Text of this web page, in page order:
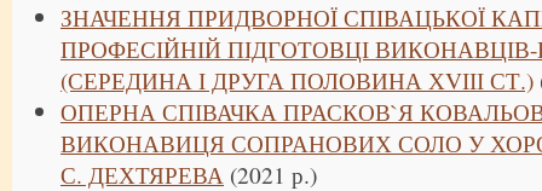
ЗНАЧЕННЯ ПРИДВОРНОЇ СПІВАЦЬКОЇ
ПРОФЕСІЙНІЙ ПІДГОТОВЦІ
(СЕРЕДИНА І ДРУГА ПОЛОВИНА ХVІІІ СТ.)
ОПЕРНА СПІВАЧКА ПРАСКОВ`Я
ВИКОНАВИЦЯ СОПРАНОВИХ СОЛО У
С. ДЕХТЯРЕВА (2021 р.)